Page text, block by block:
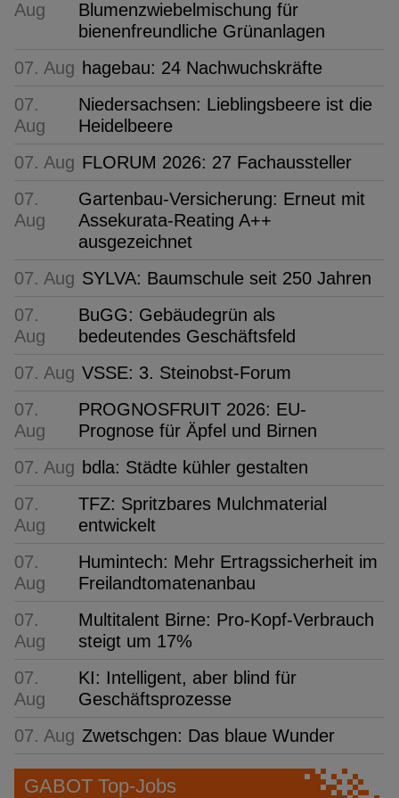
Aug
Blumenzwiebelmischung für
bienenfreundliche Grünanlagen
07. Aug hagebau: 24 Nachwuchskräfte
07.
Aug
Niedersachsen: Lieblingsbeere ist die
Heidelbeere
07. Aug FLORUM 2026: 27 Fachaussteller
07.
Aug
Gartenbau-Versicherung: Erneut mit
Assekurata-Reating A++
ausgezeichnet
07. Aug SYLVA: Baumschule seit 250 Jahren
07.
Aug
BuGG: Gebäudegrün als
bedeutendes Geschäftsfeld
07. Aug VSSE: 3. Steinobst-Forum
07.
Aug
PROGNOSFRUIT 2026: EU-
Prognose für Äpfel und Birnen
07. Aug bdla: Städte kühler gestalten
07.
Aug
TFZ: Spritzbares Mulchmaterial
entwickelt
07.
Aug
Humintech: Mehr Ertragssicherheit im
Freilandtomatenanbau
07.
Aug
Multitalent Birne: Pro-Kopf-Verbrauch
steigt um 17%
07.
Aug
KI: Intelligent, aber blind für
Geschäftsprozesse
07. Aug Zwetschgen: Das blaue Wunder
GABOT Top-Jobs